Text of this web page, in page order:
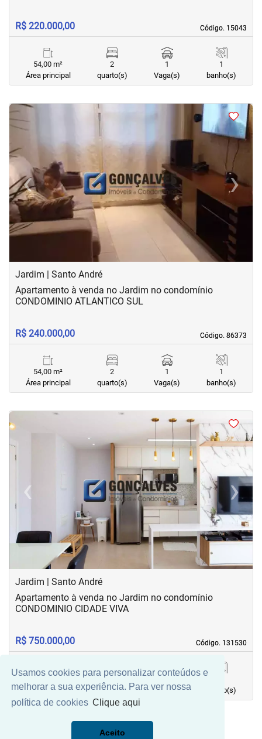
Usamos cookies para personalizar conteúdos e
melhorar a sua experiência. Para ver nossa
política de cookies Clique aqui
AceitoMais Filtros
Código. 15043
Código. 15043
R$ 220.000,00
54,00 m²
Área principal
2
quarto(s)
1
Vaga(s)
1
banho(s)
<< <<
‹Previous ›Next
Jardim | Santo André
Código. 86373
Código. 86373
Apartamento à venda no Jardim no condomínio
CONDOMINIO ATLANTICO SUL
R$ 240.000,00
54,00 m²
Área principal
2
quarto(s)
1
Vaga(s)
1
banho(s)
‹
Previous ›Next
Jardim | Santo André
Código. 131530
Código. 131530
Apartamento à venda no Jardim no condomínio
CONDOMINIO CIDADE VIVA
R$ 750.000,00
Área principal
quarto(s)
Vaga(s)
banho(s)